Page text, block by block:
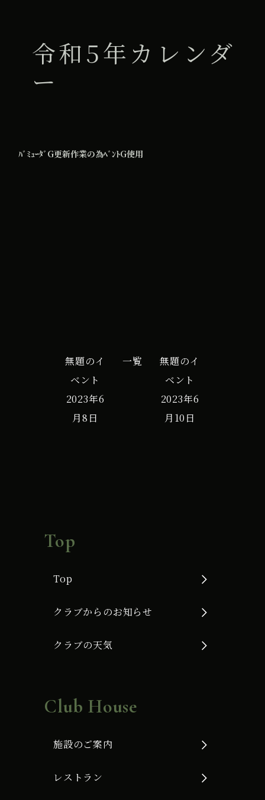
令和5年カレンダ
ー
ﾊﾞﾐｭｰﾀﾞG更新作業の為ﾍﾞﾝﾄG使用
無題のイ
ベント
2023年6
月8日
一覧
無題のイ
ベント
2023年6
月10日
Top
Top
クラブからのお知らせ
クラブの天気
Club House
施設のご案内
レストラン